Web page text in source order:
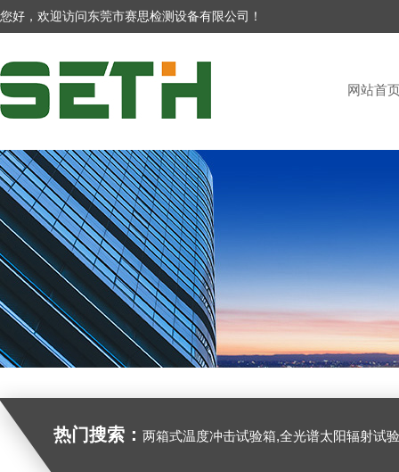
您好，欢迎访问东莞市赛思检测设备有限公司！
网站首
热门搜索： 两箱式温度冲击试验箱,全光谱太阳辐射试